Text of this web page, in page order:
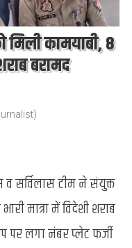
मिली कामयाबी, 8
बरामद
सर्विलास टीम ने संयुक्त
मात्रा में विदेशी शराब
पर लगा नंबर प्लेट फर्जी